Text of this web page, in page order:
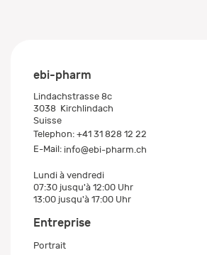
ebi-pharm
Lindachstrasse 8c
3038 Kirchlindach
Suisse
Telephon: +41 31 828 12 22
E-Mail: info@ebi-pharm.ch
Lundi à vendredi
07:30 jusqu'à 12:00 Uhr
13:00 jusqu'à 17:00 Uhr
Entreprise
Portrait